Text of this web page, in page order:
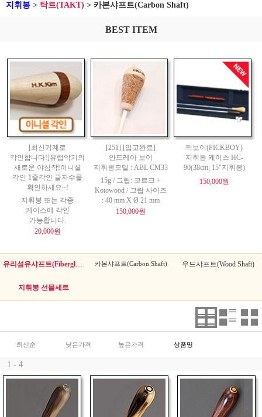
지휘봉 > 탁트(TAKT) > 카본샤프트(Carbon Shaft)
BEST ITEM
[최신기계로
각인합니다!]유럽악기의
새로운 야심작!이니셜
각인 1줄각인 글자수를
확인하세요~!
지휘봉 또는 각종
케이스에 각인
가능합니다.
20,000원
[251] [입고완료]
안드레아 보이
지휘봉모델 : ABL CM33
15g / 그립: 코르크 +
Kotowood / 그립 사이즈
: 40 mm X Ø 21 mm
150,000원
픽보이(PICKBOY)
지휘봉 케이스 HC-
90(38cm; 15"지휘봉)
150,000원
카본샤프트(Carbon Shaft) 우드샤프트(Wood Shaft)
지휘봉 선물세트
최신순 낮은가격 높은가격 상품명
1 - 4